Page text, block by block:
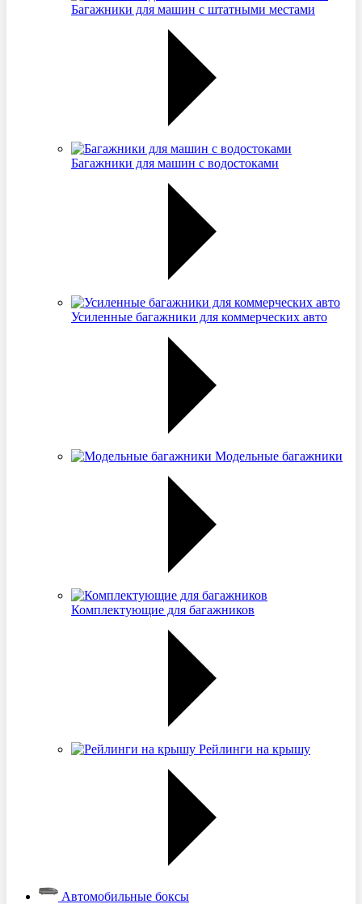
Багажники для машин с штатными местами
Багажники для машин с водостоками
Усиленные багажники для коммерческих авто
Модельные багажники
Комплектующие для багажников
Рейлинги на крышу
Автомобильные боксы